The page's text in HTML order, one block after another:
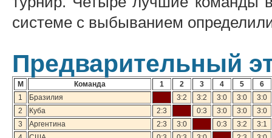
системе с выбыванием
Предварительный
М Команда 1 2 3 4 5
6
1
Бразилия 3:2 3:2 3:0 3:0
3:0
2
Куба 2:3 0:3 3:0 3:0
3:0
3
Аргентина 2:3 3:0 0:3 3:2
3:1